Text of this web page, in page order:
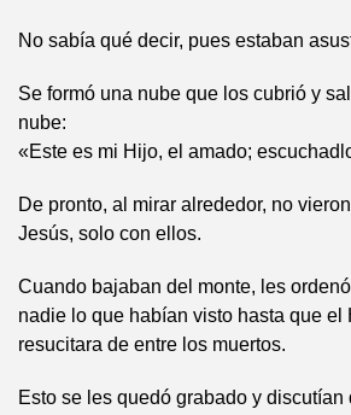
No sabía qué decir, pues estaban
Se formó una nube que los cubrió y
nube:
«Este es mi Hijo, el amado;
De pronto, al mirar alrededor, no
Jesús, solo con ellos.
Cuando bajaban del monte, les
nadie lo que habían visto hasta que el
resucitara de entre los muertos.
Esto se les quedó grabado y discutían